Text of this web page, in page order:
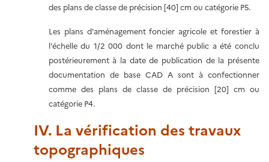
des plans de classe de précision [40] cm ou catégorie P5.
Les plans d'aménagement foncier agricole et forestier à
l'échelle du 1/2 000 dont le marché public a été conclu
postérieurement à la date de publication de la présente
documentation de base CAD A sont à confectionner
comme des plans de classe de précision [20] cm ou
catégorie P4.
IV. La vérification des travaux
topographiques